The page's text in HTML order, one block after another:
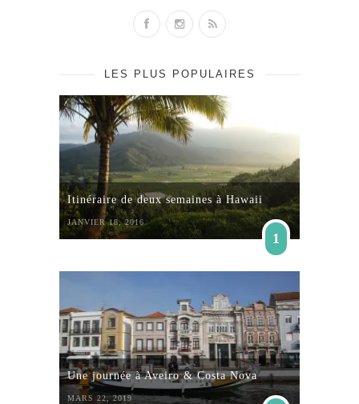
LES PLUS POPULAIRES
Itinéraire de deux semaines à Hawaii
JANVIER 18, 2016
1
Une journée à Aveiro & Costa Nova
MARS 22, 2019